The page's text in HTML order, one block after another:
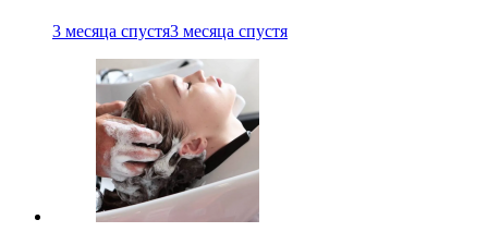
3 месяца спустя3 месяца спустя